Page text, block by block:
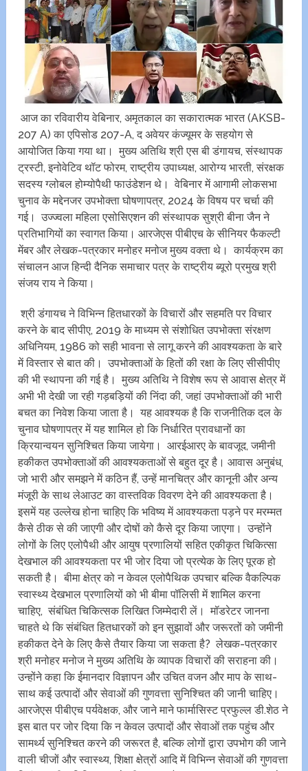
आज का रविवारीय वेबिनार, अमृतकाल का सकारात्मक भारत (AKSB-
207 A) का एपिसोड 207-A, द अवेयर कंज्यूमर के सहयोग से
आयोजित किया गया था। मुख्य अतिथि श्री एस बी डंगायच, संस्थापक
ट्रस्टी, इनोवेटिव थॉट फोरम, राष्ट्रीय उपाध्यक्ष, आरोग्य भारती, संरक्षक
सदस्य ग्लोबल होम्योपैथी फाउंडेशन थे। वेबिनार में आगामी लोकसभा
चुनाव के मद्देनजर उपभोक्ता घोषणापत्र, 2024 के विषय पर चर्चा की
गई। उज्ज्वला महिला एसोसिएशन की संस्थापक सुश्री बीना जैन ने
प्रतिभागियों का स्वागत किया। आरजेएस पीबीएच के सीनियर फैकल्टी
मेंबर और लेखक-पत्रकार मनोहर मनोज मुख्य वक्ता थे। कार्यक्रम का
संचालन आज हिन्दी दैनिक समाचार पत्र के राष्ट्रीय ब्यूरो प्रमुख श्री
संजय राय ने किया।
श्री डंगायच ने विभिन्न हितधारकों के विचारों और सहमति पर विचार
करने के बाद सीपीए, 2019 के माध्यम से संशोधित उपभोक्ता संरक्षण
अधिनियम, 1986 को सही भावना से लागू करने की आवश्यकता के बारे
में विस्तार से बात की। उपभोक्ताओं के हितों की रक्षा के लिए सीसीपीए
की भी स्थापना की गई है। मुख्य अतिथि ने विशेष रूप से आवास क्षेत्र में
अभी भी देखी जा रही गड़बड़ियों की निंदा की, जहां उपभोक्ताओं की भारी
बचत का निवेश किया जाता है। यह आवश्यक है कि राजनीतिक दल के
चुनाव घोषणापत्र में यह शामिल हो कि निर्धारित प्रावधानों का
क्रियान्वयन सुनिश्चित किया जायेगा। आरईआरए के बावजूद, जमीनी
हकीकत उपभोक्ताओं की आवश्यकताओं से बहुत दूर है। आवास अनुबंध,
जो भारी और समझने में कठिन हैं, उन्हें मानचित्र और कानूनी और अन्य
मंजूरी के साथ लेआउट का वास्तविक विवरण देने की आवश्यकता है।
इसमें यह उल्लेख होना चाहिए कि भविष्य में आवश्यकता पड़ने पर मरम्मत
कैसे ठीक से की जाएगी और दोषों को कैसे दूर किया जाएगा। उन्होंने
लोगों के लिए एलोपैथी और आयुष प्रणालियों सहित एकीकृत चिकित्सा
देखभाल की आवश्यकता पर भी जोर दिया जो प्रत्येक के लिए पूरक हो
सकती है। बीमा क्षेत्र को न केवल एलोपैथिक उपचार बल्कि वैकल्पिक
स्वास्थ्य देखभाल प्रणालियों को भी बीमा पॉलिसी में शामिल करना
चाहिए, संबंधित चिकित्सक लिखित जिम्मेदारी लें। मॉडरेटर जानना
चाहते थे कि संबंधित हितधारकों को इन सुझावों और जरूरतों को जमीनी
हकीकत देने के लिए कैसे तैयार किया जा सकता है? लेखक-पत्रकार
श्री मनोहर मनोज ने मुख्य अतिथि के व्यापक विचारों की सराहना की।
उन्होंने कहा कि ईमानदार विज्ञापन और उचित वजन और माप के साथ-
साथ कई उत्पादों और सेवाओं की गुणवत्ता सुनिश्चित की जानी चाहिए।
आरजेएस पीबीएच पर्यवेक्षक, और जाने माने फार्मासिस्ट प्रफुल्ल डी.शेठ ने
इस बात पर जोर दिया कि न केवल उत्पादों और सेवाओं तक पहुंच और
सामर्थ्य सुनिश्चित करने की जरूरत है, बल्कि लोगों द्वारा उपभोग की जाने
वाली चीजों और स्वास्थ्य, शिक्षा क्षेत्रों आदि में विभिन्न सेवाओं की गुणवत्ता